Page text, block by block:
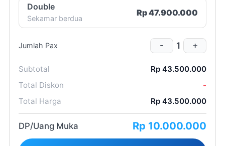
2 (dua)
minggu
Double
Sekamar berdua
Rp 47.900.000
Jumlah Pax - 1 +
Subtotal
Rp 43.500.000
Total Diskon
-
Total Harga
Rp 43.500.000
DP/Uang Muka Rp 10.000.000